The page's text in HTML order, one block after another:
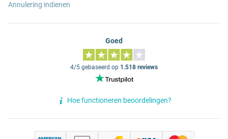
Annulering indienen
Goed
4/5 gebaseerd op 1.518 reviews
Hoe functioneren beoordelingen?